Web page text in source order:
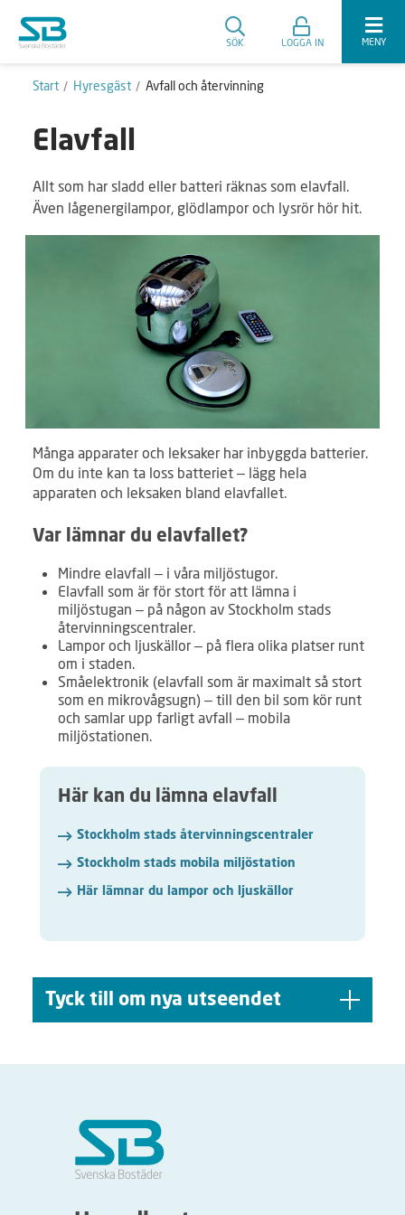
SÖK LOGGA IN MENY
Start Hyresgäst Avfall och återvinning
Elavfall
Allt som har sladd eller batteri räknas som elavfall.
Även lågenergilampor, glödlampor och lysrör hör hit.
Många apparater och leksaker har inbyggda batterier.
Om du inte kan ta loss batteriet – lägg hela
apparaten och leksaken bland elavfallet.
Var lämnar du elavfallet?
Mindre elavfall – i våra miljöstugor.
Elavfall som är för stort för att lämna i
miljöstugan – på någon av Stockholm stads
återvinningscentraler.
Lampor och ljuskällor – på flera olika platser runt
om i staden.
Småelektronik (elavfall som är maximalt så stort
som en mikrovågsugn) – till den bil som kör runt
och samlar upp farligt avfall – mobila
miljöstationen.
Här kan du lämna elavfall
Stockholm stads återvinningscentraler
Stockholm stads mobila miljöstation
Här lämnar du lampor och ljuskällor
Tyck till om nya utseendet